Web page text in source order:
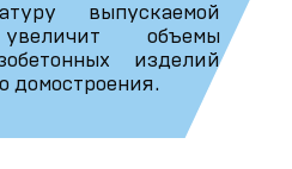
выпускаемой
объемы
изделий
домостроения.